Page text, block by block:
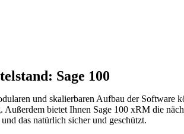
Sage 100
und skalierbaren Aufbau der
bietet Ihnen Sage 100 xRM die
das natürlich sicher und geschützt.